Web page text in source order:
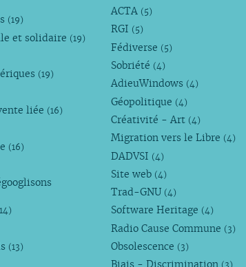
(19)
et solidaire (19)
(19)
liée (16)
(16)
(13)
ACTA (5)
RGI (5)
Fédiverse (5)
Sobriété (4)
AdieuWindows (4)
Géopolitique (4)
Créativité - Art (4)
Migration vers le Libre (4)
DADVSI (4)
Site web (4)
Trad-GNU (4)
Software Heritage (4)
Radio Cause Commune (3)
Obsolescence (3)
Biais - Discrimination (3)